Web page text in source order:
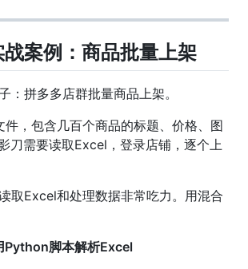
战案例：商品批量上架
：拼多多店群批量商品上架。
，包含几百个商品的标题、价格、图
刀需要读取Excel，登录店铺，逐个上
取Excel和处理数据非常吃力。用混合
Python脚本解析Excel